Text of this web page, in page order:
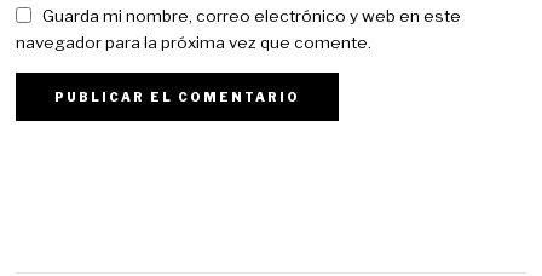
Guarda mi nombre, correo electrónico y web en este
navegador para la próxima vez que comente.